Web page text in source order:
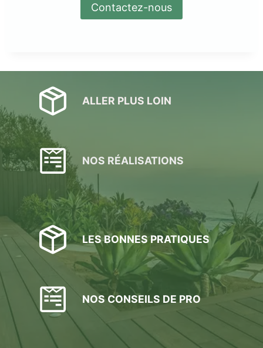
Contactez-nous
ALLER PLUS LOIN
NOS RÉALISATIONS
LES BONNES PRATIQUES
NOS CONSEILS DE PRO